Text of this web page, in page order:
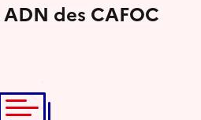
ADN des CAFOC